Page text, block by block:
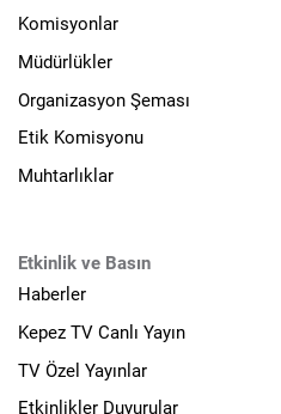
Komisyonlar
Müdürlükler
Organizasyon Şeması
Etik Komisyonu
Muhtarlıklar
Etkinlik ve Basın
Haberler
Kepez TV Canlı Yayın
TV Özel Yayınlar
Etkinlikler Duyurular